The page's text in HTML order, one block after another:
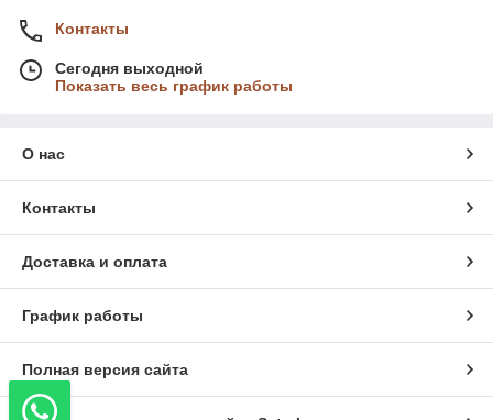
Контакты
Сегодня выходной
Показать весь график работы
О нас
Контакты
Доставка и оплата
График работы
Полная версия сайта